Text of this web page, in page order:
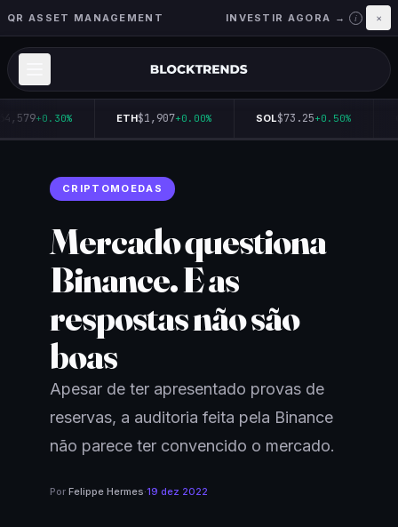
QR ASSET MANAGEMENT INVESTIR AGORA → i ×
+0.30% ETH$1,907+0.00% SOL$73.25+0.50%
CRIPTOMOEDAS
Mercado questiona
Binance. E as
respostas não são
boas
Apesar de ter apresentado provas de
reservas, a auditoria feita pela Binance
não parece ter convencido o mercado.
Por Felippe Hermes·19 dez 2022